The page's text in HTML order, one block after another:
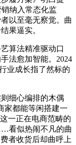
纳入常态化监
以至毫无察觉。曲
果逼实。
算法精准驱动口
法愈加智能。2024
业成长指了然标的
细心编排的木偶
家都能等闲搭建一
一正在电商范畴的
看似热闹不凡的曲
者收货后却曲呼上